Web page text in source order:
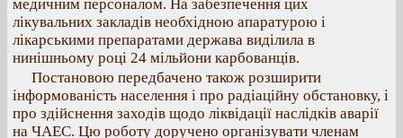
медичним персоналом. На забезпечення цих
лікувальних закладів необхідною апаратурою і
лікарськими препаратами держава виділила в
нинішньому році 24 мільйони карбованців.
Постановою передбачено також розширити
інформованість населення і про радіаційну обстановку, і
про здійснення заходів щодо ліквідації наслідків аварії
на ЧАЕС. Цю роботу доручено організувати членам